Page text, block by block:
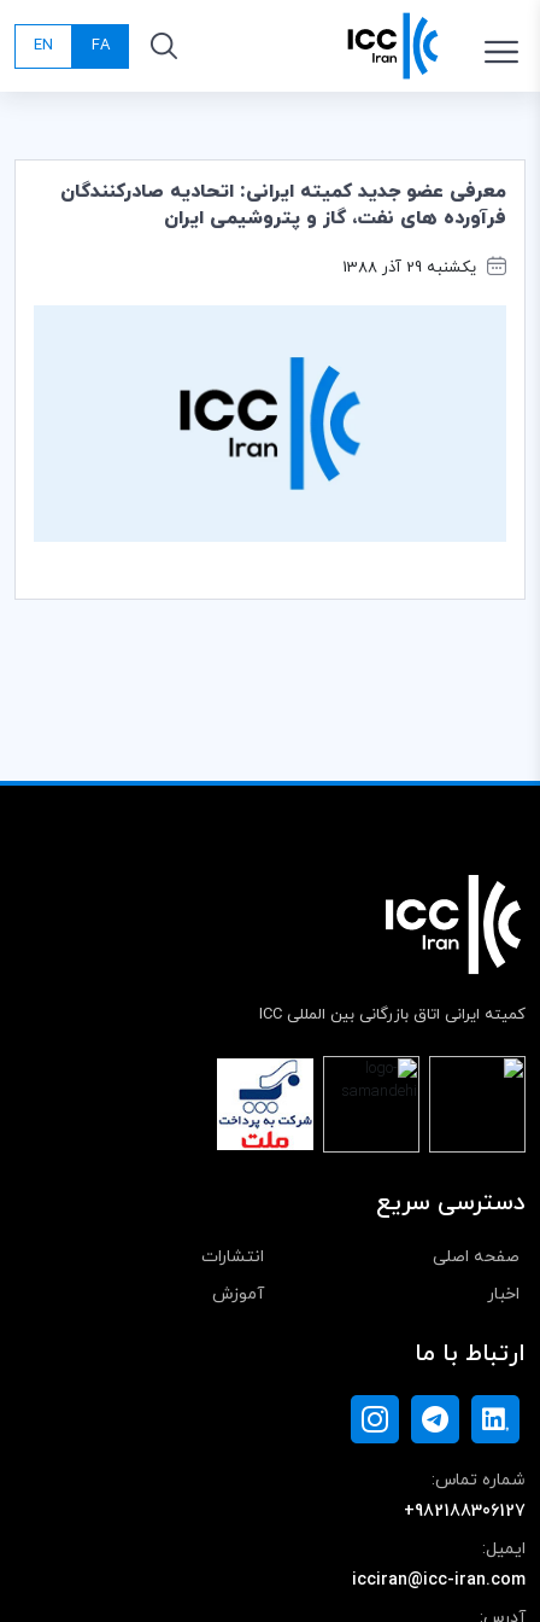
FA
EN
معرفی عضو جدید کمیته ایرانی: اتحادیه صادرکنندگان
فرآورده های نفت، گاز و پتروشیمی ایران
یکشنبه 29 آذر 1388
کمیته ایرانی اتاق بازرگانی بین المللی ICC
دسترسی سریع
صفحه اصلی
انتشارات
اخبار
آموزش
ارتباط با ما
شماره تماس:
+982188306127
ایمیل:
icciran@icc-iran.com